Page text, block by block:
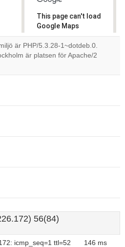
This page can't load
Google Maps
correctly.
Do you
är PHP/5.3.28-1~dotdeb.0.
är platsen för Apache/2
56(84)
icmp_seq=1 ttl=52 146 ms